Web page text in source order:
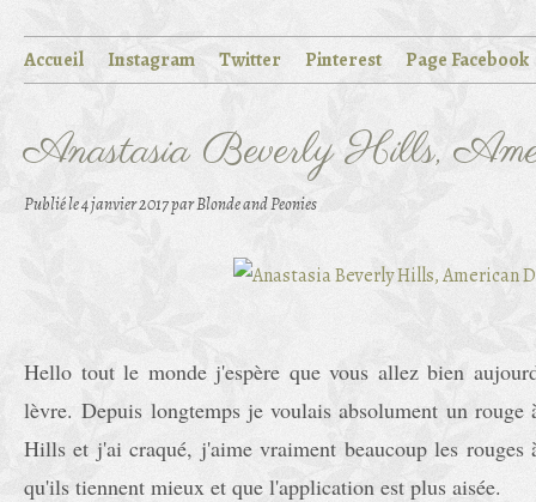
Accueil Instagram Twitter Pinterest Page Facebook
Anastasia Beverly Hills,
Publié le4 janvier 2017par Blonde and Peonies
Hello tout le monde j'espère que vous allez bien
lèvre. Depuis longtemps je voulais absolument un rouge
Hills et j'ai craqué, j'aime vraiment beaucoup les rouges
qu'ils tiennent mieux et que l'application est plus aisée.